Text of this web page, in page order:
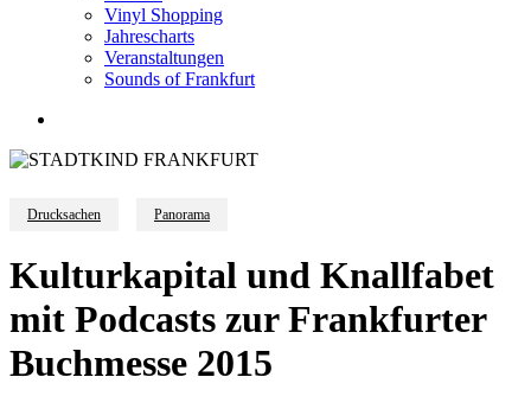
Vinyl Shopping
Jahrescharts
Veranstaltungen
Sounds of Frankfurt
Drucksachen Panorama
Kulturkapital und Knallfabet
mit Podcasts zur Frankfurter
Buchmesse 2015